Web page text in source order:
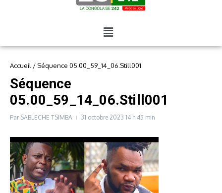
Accueil / Séquence 05.00_59_14_06.Still001
Séquence
05.00_59_14_06.Still001
Par SABLECHE TSIMBA 31 octobre 2023 14 h 45 min